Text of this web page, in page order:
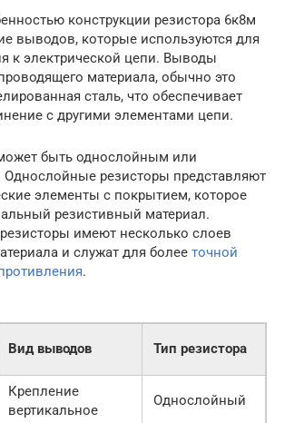
конструкции резистора 6к8м
выводов, которые используются для
к электрической цепи. Выводы
материала, обычно это
сталь, что обеспечивает
с другими элементами цепи.
быть однослойным или
резисторы представляют
элементы с покрытием, которое
резистивный материал.
имеют несколько слоев
и служат для более точной
.
Вид выводов Тип резистора
Крепление
вертикальное
Однослойный